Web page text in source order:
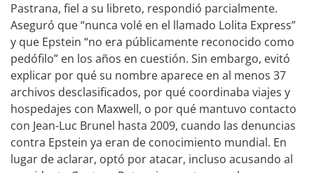
Pastrana, fiel a su libreto, respondió parcialmente.
Aseguró que “nunca volé en el llamado Lolita Express”
y que Epstein “no era públicamente reconocido como
pedófilo” en los años en cuestión. Sin embargo, evitó
explicar por qué su nombre aparece en al menos 37
archivos desclasificados, por qué coordinaba viajes y
hospedajes con Maxwell, o por qué mantuvo contacto
con Jean-Luc Brunel hasta 2009, cuando las denuncias
contra Epstein ya eran de conocimiento mundial. En
lugar de aclarar, optó por atacar, incluso acusando al